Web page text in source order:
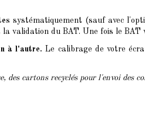
systématiquement (sauf avec
validation du BAT. Une fois le
à l'autre. Le calibrage de votre
des cartons recyclés pour l'envoi des